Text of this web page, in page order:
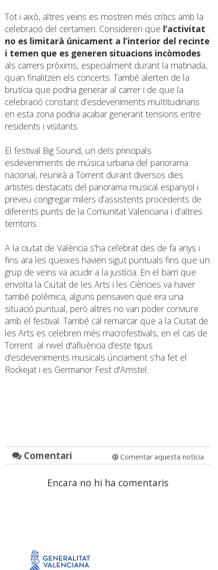
Tot i això, altres veïns es mostren més crítics amb la
celebració del certamen. Consideren que l’activitat
no es limitarà únicament a l’interior del recinte
i temen que es generen situacions incòmodes
als carrers pròxims, especialment durant la matinada,
quan finalitzen els concerts. També alerten de la
brutícia que podria generar al carrer i de que la
celebració constant d’esdeveniments multitudinaris
en esta zona podria acabar generant tensions entre
residents i visitants.
El festival Big Sound, un dels principals
esdeveniments de música urbana del panorama
nacional, reunirà a Torrent durant diversos dies
artistes destacats del panorama musical espanyol i
preveu congregar milers d’assistents procedents de
diferents punts de la Comunitat Valenciana i d’altres
territoris.
A la ciutat de València s'ha celebrat des de fa anys i
fins ara les queixes havien sigut puntuals fins que un
grup de veïns va acudir a la justícia. En el barri que
envolta la Ciutat de les Arts i les Ciències va haver
també polèmica, alguns pensaven que era una
situació puntual, però altres no van poder conviure
amb el festival. També cal remarcar que a la Ciutat de
les Arts es celebren més macrofestivals, en el cas de
Torrent al nivel d'afluència d'este tipus
d'esdeveniments musicals únciament s'ha fet el
Rockejat i es Germanor Fest d'Amstel.
Comentari Comentar aquesta notícia
Encara no hi ha comentaris